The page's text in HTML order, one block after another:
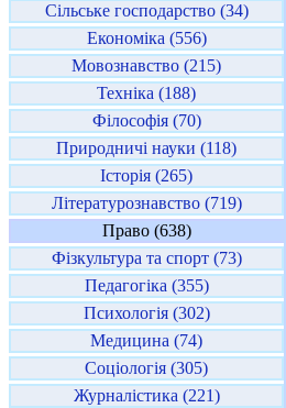
Сільське господарство (34)
Економіка (556)
Мовознавство (215)
Техніка (188)
Філософія (70)
Природничі науки (118)
Історія (265)
Літературознавство (719)
Право (638)
Фізкультура та спорт (73)
Педагогіка (355)
Психологія (302)
Медицина (74)
Соціологія (305)
Журналістика (221)